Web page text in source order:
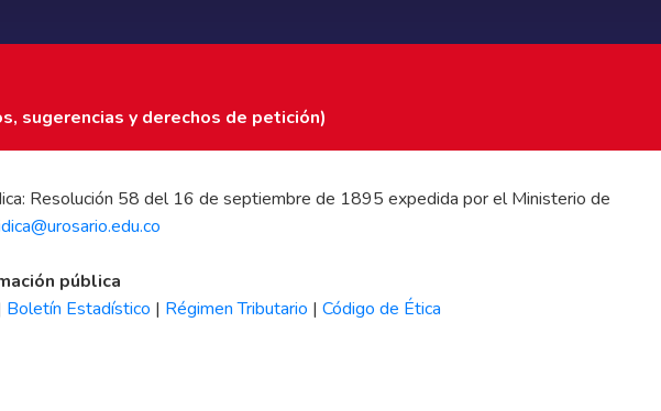
sugerencias y derechos de petición)
Resolución 58 del 16 de septiembre de 1895 expedida por el Ministerio de
pública
Boletín Estadístico | Régimen Tributario | Código de Ética